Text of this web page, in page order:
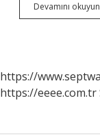
Devamını okuyun
https://
https://eeee.com.tr